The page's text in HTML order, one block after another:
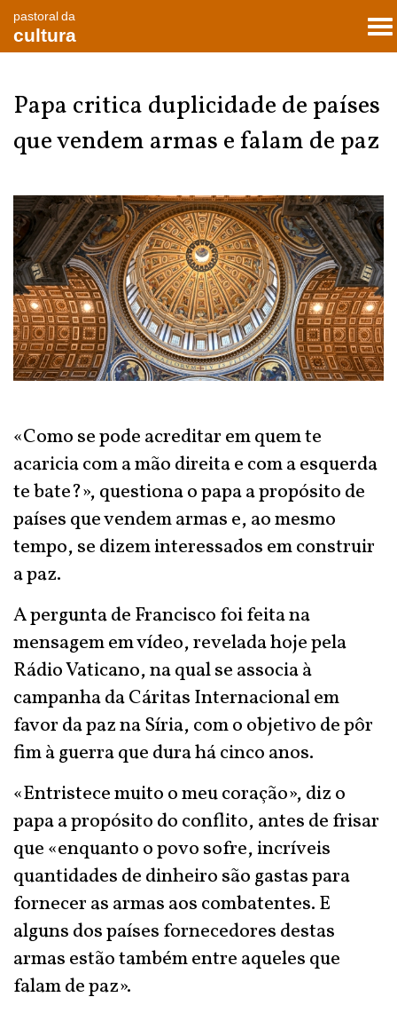
pastoral da
cultura
Papa critica duplicidade de países
que vendem armas e falam de paz
«Como se pode acreditar em quem te
acaricia com a mão direita e com a esquerda
te bate?», questiona o papa a propósito de
países que vendem armas e, ao mesmo
tempo, se dizem interessados em construir
a paz.
A pergunta de Francisco foi feita na
mensagem em vídeo, revelada hoje pela
Rádio Vaticano, na qual se associa à
campanha da Cáritas Internacional em
favor da paz na Síria, com o objetivo de pôr
fim à guerra que dura há cinco anos.
«Entristece muito o meu coração», diz o
papa a propósito do conflito, antes de frisar
que «enquanto o povo sofre, incríveis
quantidades de dinheiro são gastas para
fornecer as armas aos combatentes. E
alguns dos países fornecedores destas
armas estão também entre aqueles que
falam de paz».